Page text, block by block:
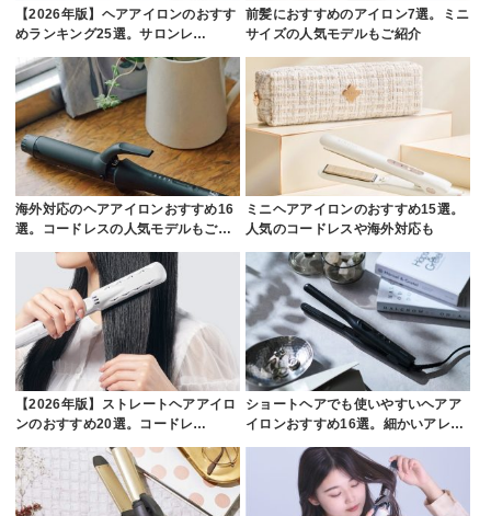
【2026年版】ヘアアイロンのおすす
めランキング25選。サロンレ…
前髪におすすめのアイロン7選。ミニ
サイズの人気モデルもご紹介
海外対応のヘアアイロンおすすめ16
選。コードレスの人気モデルもご…
ミニヘアアイロンのおすすめ15選。
人気のコードレスや海外対応も
【2026年版】ストレートヘアアイロ
ンのおすすめ20選。コードレ…
ショートヘアでも使いやすいヘアア
イロンおすすめ16選。細かいアレ…